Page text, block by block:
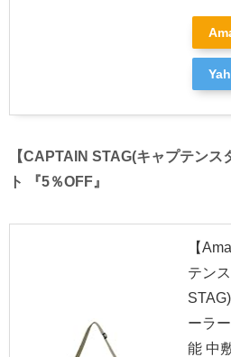
【CAPTAIN STAG(キャプテンス
ト 『5％OFF』
【
テン
ーラ
能 中